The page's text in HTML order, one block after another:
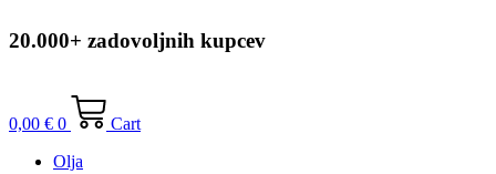
20.000+ zadovoljnih kupcev
0,00 € 0
Cart
Olja